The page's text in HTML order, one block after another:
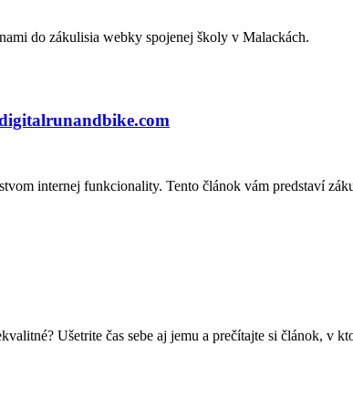
do zákulisia webky spojenej školy v Malackách.
internej funkcionality. Tento článok vám predstaví
Ušetrite čas sebe aj jemu a prečítajte si článok, v